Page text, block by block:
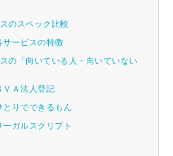
のスペック比較
サービスの特徴
の「向いている人・向いていない
ＶＡ法人登記
とりでできるもん
ーガルスクリプト